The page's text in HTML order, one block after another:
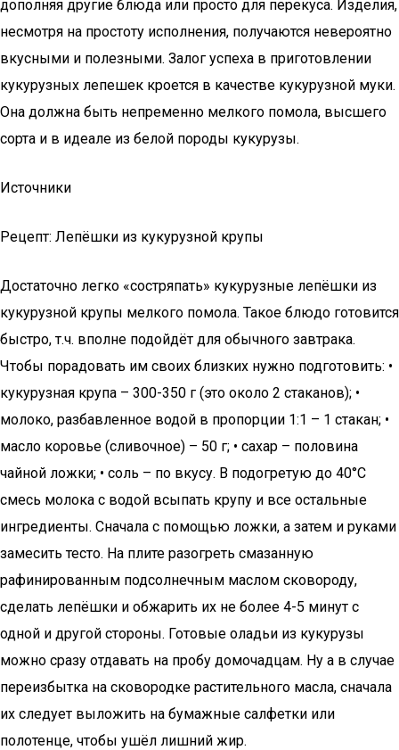
дополняя другие блюда или просто для перекуса. Изделия,
несмотря на простоту исполнения, получаются невероятно
вкусными и полезными. Залог успеха в приготовлении
кукурузных лепешек кроется в качестве кукурузной муки.
Она должна быть непременно мелкого помола, высшего
сорта и в идеале из белой породы кукурузы.
Источники
Рецепт: Лепёшки из кукурузной крупы
Достаточно легко «состряпать» кукурузные лепёшки из
кукурузной крупы мелкого помола. Такое блюдо готовится
быстро, т.ч. вполне подойдёт для обычного завтрака.
Чтобы порадовать им своих близких нужно подготовить: •
кукурузная крупа – 300-350 г (это около 2 стаканов); •
молоко, разбавленное водой в пропорции 1:1 – 1 стакан; •
масло коровье (сливочное) – 50 г; • сахар – половина
чайной ложки; • соль – по вкусу. В подогретую до 40°C
смесь молока с водой всыпать крупу и все остальные
ингредиенты. Сначала с помощью ложки, а затем и руками
замесить тесто. На плите разогреть смазанную
рафинированным подсолнечным маслом сковороду,
сделать лепёшки и обжарить их не более 4-5 минут с
одной и другой стороны. Готовые оладьи из кукурузы
можно сразу отдавать на пробу домочадцам. Ну а в случае
переизбытка на сковородке растительного масла, сначала
их следует выложить на бумажные салфетки или
полотенце, чтобы ушёл лишний жир.